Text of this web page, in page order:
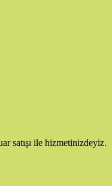
satışı ile hizmetinizdeyiz.